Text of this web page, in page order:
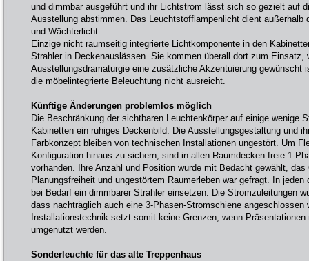
und dimmbar ausgeführt und ihr Lichtstrom lässt sich so gezielt auf
Ausstellung abstimmen. Das Leuchtstofflampenlicht dient außerhalb
und Wächterlicht.
Einzige nicht raumseitig integrierte Lichtkomponente in den
Strahler in Deckenauslässen. Sie kommen überall dort zum Einsatz,
Ausstellungsdramaturgie eine zusätzliche Akzentuierung gewünscht
die möbelintegrierte Beleuchtung nicht ausreicht.
Künftige Änderungen problemlos möglich
Die Beschränkung der sichtbaren Leuchtenkörper auf einige wenige
Kabinetten ein ruhiges Deckenbild. Die Ausstellungsgestaltung und
Farbkonzept bleiben von technischen Installationen ungestört. Um
Konfiguration hinaus zu sichern, sind in allen Raumdecken freie 1-
vorhanden. Ihre Anzahl und Position wurde mit Bedacht gewählt,
Planungsfreiheit und ungestörtem Raumerleben war gefragt. In
bei Bedarf ein dimmbarer Strahler einsetzen. Die Stromzuleitungen
dass nachträglich auch eine 3-Phasen-Stromschiene angeschlossen
Installationstechnik setzt somit keine Grenzen, wenn
umgenutzt werden.
Sonderleuchte für das alte Treppenhaus